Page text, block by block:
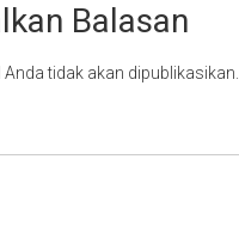
Balasan
tidak akan dipublikasikan.